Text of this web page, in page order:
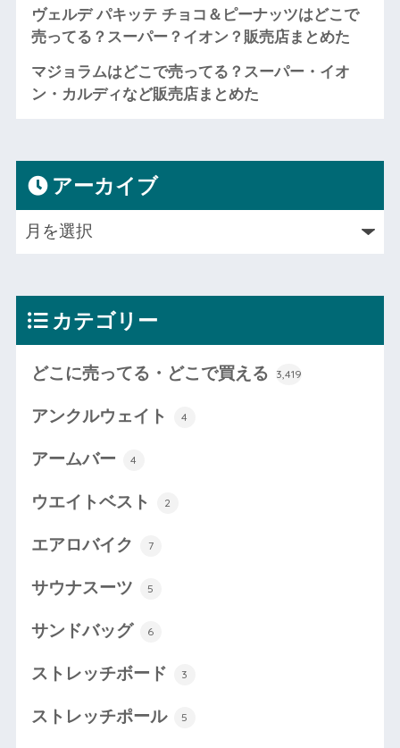
ヴェルデ パキッテ チョコ＆ピーナッツはどこで
売ってる？スーパー？イオン？販売店まとめた
マジョラムはどこで売ってる？スーパー・イオ
ン・カルディなど販売店まとめた
アーカイブ
カテゴリー
どこに売ってる・どこで買える 3,419
アンクルウェイト 4
アームバー 4
ウエイトベスト 2
エアロバイク 7
サウナスーツ 5
サンドバッグ 6
ストレッチボード 3
ストレッチポール 5